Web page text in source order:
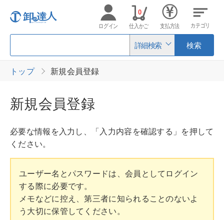
詳細検索 検索
ログイン 仕入かご
0
支払方法 カテゴリ
トップ 新規会員登録
新規会員登録
必要な情報を入力し、「入力内容を確認する」を押して
ください。
ユーザー名とパスワードは、会員としてログイン
する際に必要です。
メモなどに控え、第三者に知られることのないよ
う大切に保管してください。